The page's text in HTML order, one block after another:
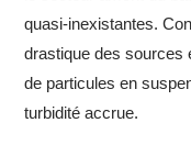
quasi-inexistantes.
drastique des sources
de particules en
turbidité accrue.